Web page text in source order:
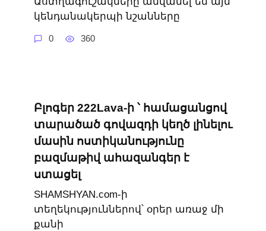
կենդանակերպի նշանները
0 360
Բլոգեր 222Lava-ի ՝ համացանցով
տարածած գովազդի կեղծ լինելու
մասին ոստիկանությունը
բազմաթիվ ահազանգեր է
ստացել
SHAMSHYAN.com-ի
տեղեկություններով՝ օրեր առաջ մի
քանի